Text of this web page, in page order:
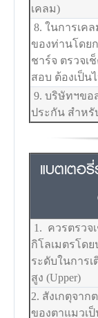
เคลม)
8. ในการเค
ของท่านโดย
ชาร์จ ตรวจเ
สอบ ต้องเป็น
9. บริษัทฯขอ
ประกัน สำหรั
แบตเตอ
1. ควรตรวจ
กิโลเมตรโด
ระดับในการเ
สูง (Upper)
2. สังเกตุจาก
ของตาแมวเ